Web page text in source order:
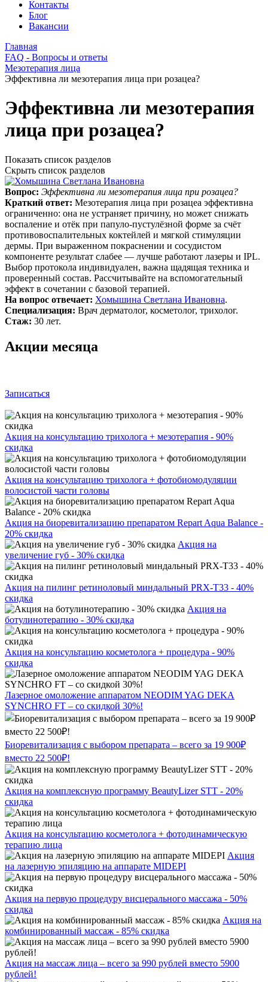
Контакты
Блог
Вакансии
Главная
FAQ - Вопросы и ответы
Мезотерапия лица
Эффективна ли мезотерапия лица при розацеа?
Эффективна ли мезотерапия
лица при розацеа?
Показать список разделов
Скрыть список разделов
Вопрос: Эффективна ли мезотерапия лица при розацеа?
Краткий ответ: Мезотерапия лица при розацеа эффективна
ограниченно: она не устраняет причину, но может снижать
воспаление и отёк при папуло‑пустулёзной форме за счёт
противовоспалительных коктейлей и мягкой стимуляции
дермы. При выраженном покраснении и сосудистом
компоненте результат слабее — лучше работают лазеры и IPL.
Выбор протокола индивидуален, важна щадящая техника и
проверенный состав. Рассчитывайте на вспомогательный
эффект в сочетании с базовой терапией.
На вопрос отвечает: Хомышина Светлана Ивановна.
Специализация: Врач дерматолог, косметолог, трихолог.
Стаж: 30 лет.
Акции месяца
Записаться
Акция на консультацию трихолога + мезотерапия - 90%
скидка
Акция на консультацию трихолога + фотобиомодуляции
волосистой части головы
Акция на биоревитализацию препаратом Repart Aqua Balance -
20% скидка
Акция на
увеличение губ - 30% скидка
Акция на пилинг ретиноловый миндальный PRX-T33 - 40%
скидка
Акция на
ботулинотерапию - 30% скидка
Акция на консультацию косметолога + процедура - 90%
скидка
Лазерное омоложение аппаратом NEODIM YAG DEKA
SYNCHRO FT – со скидкой 30%!
Биоревитализация с выбором препарата – всего за 19 900₽
вместо 22 500₽!
Акция на комплексную программу BeautyLizer STT - 20%
скидка
Акция на консультацию косметолога + фотодинамическую
терапию лица
Акция
на лазерную эпиляцию на аппарате MIDEPI
Акция на первую процедуру висцерального массажа - 50%
скидка
Акция на
комбинированный массаж - 85% скидка
Акция на массаж лица – всего за 990 рублей вместо 5900
рублей!